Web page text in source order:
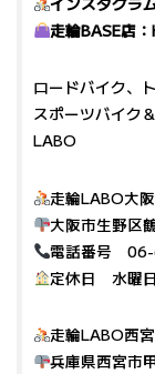
走輪BASE店：
ロードバイク、
スポーツバイク
LABO
走輪LABO大
大阪市生野区
電話番号
定休日 水曜
走輪LABO西
兵庫県西宮市